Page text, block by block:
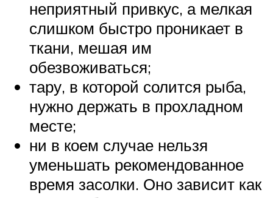
неприятный привкус, а мелкая
слишком быстро проникает в
ткани, мешая им
обезвоживаться;
тару, в которой солится рыба,
нужно держать в прохладном
месте;
ни в коем случае нельзя
уменьшать рекомендованное
время засолки. Оно зависит как